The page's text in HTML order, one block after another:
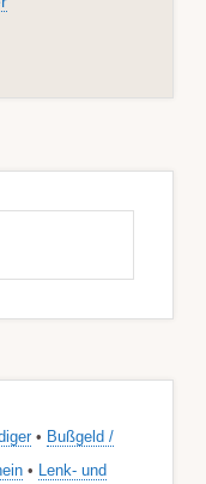
• Bußgeld /
• Lenk- und